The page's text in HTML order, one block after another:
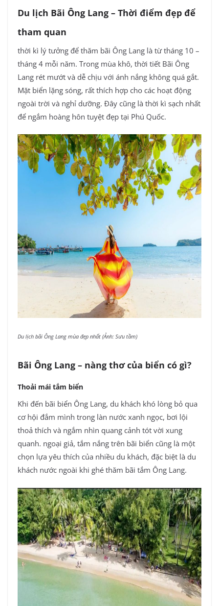
Du lịch Bãi Ông Lang – Thời điểm đẹp để
tham quan
thời kì lý tưởng để thăm bãi Ông Lang là từ tháng 10 –
tháng 4 mỗi năm. Trong mùa khô, thời tiết Bãi Ông
Lang rét mướt và dễ chịu với ánh nắng không quá gắt.
Mặt biển lặng sóng, rất thích hợp cho các hoạt động
ngoài trời và nghỉ dưỡng. Đây cũng là thời kì sạch nhất
để ngắm hoàng hôn tuyệt đẹp tại Phú Quốc.
Du lịch bãi Ông Lang mùa đẹp nhất (Ảnh: Sưu tầm)
Bãi Ông Lang – nàng thơ của biển có gì?
Thoải mái tắm biển
Khi đến bãi biển Ông Lang, du khách khó lòng bỏ qua
cơ hội đắm mình trong làn nước xanh ngọc, bơi lội
thoả thích và ngắm nhìn quang cảnh tót vời xung
quanh. ngoại giả, tắm nắng trên bãi biển cũng là một
chọn lựa yêu thích của nhiều du khách, đặc biệt là du
khách nước ngoài khi ghé thăm bãi tắm Ông Lang.